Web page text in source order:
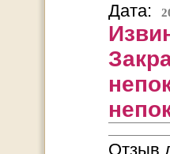
Дата:
Отзыв